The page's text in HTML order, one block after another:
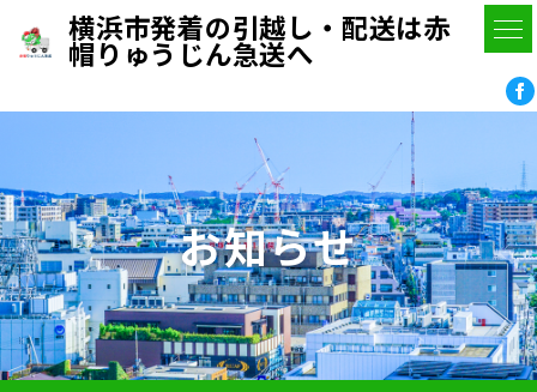
横浜市発着の引越し・配送は赤
帽りゅうじん急送へ
お知らせ